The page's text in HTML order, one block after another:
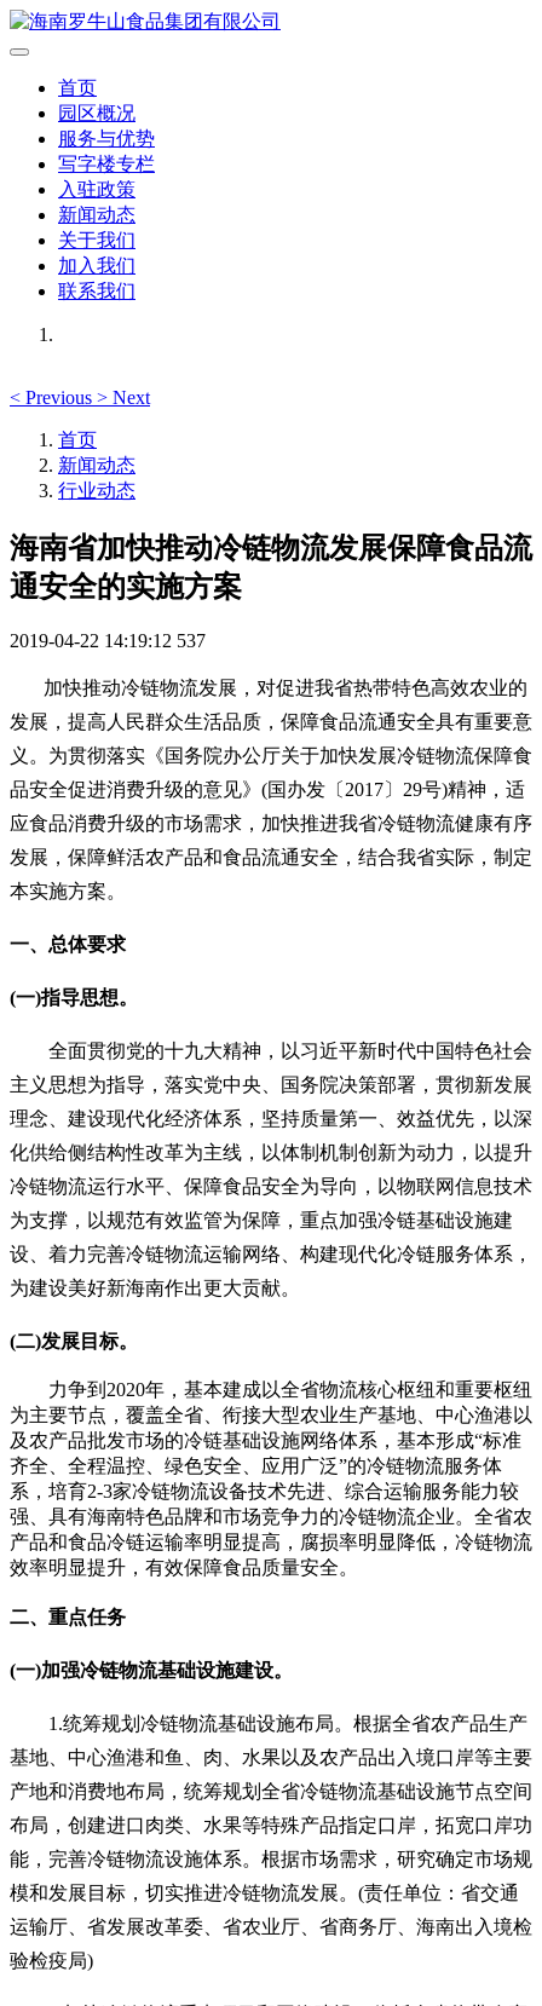
首页
园区概况
服务与优势
写字楼专栏
入驻政策
新闻动态
关于我们
加入我们
联系我们
< Previous > Next
首页
新闻动态
行业动态
海南省加快推动冷链物流发展保障食品流
通安全的实施方案
2019-04-22 14:19:12 537
加快推动冷链物流发展，对促进我省热带特色高效农业的
发展，提高人民群众生活品质，保障食品流通安全具有重要意
义。为贯彻落实《国务院办公厅关于加快发展冷链物流保障食
品安全促进消费升级的意见》(国办发〔2017〕29号)精神，适
应食品消费升级的市场需求，加快推进我省冷链物流健康有序
发展，保障鲜活农产品和食品流通安全，结合我省实际，制定
本实施方案。
一、总体要求
(一)指导思想。
全面贯彻党的十九大精神，以习近平新时代中国特色社会
主义思想为指导，落实党中央、国务院决策部署，贯彻新发展
理念、建设现代化经济体系，坚持质量第一、效益优先，以深
化供给侧结构性改革为主线，以体制机制创新为动力，以提升
冷链物流运行水平、保障食品安全为导向，以物联网信息技术
为支撑，以规范有效监管为保障，重点加强冷链基础设施建
设、着力完善冷链物流运输网络、构建现代化冷链服务体系，
为建设美好新海南作出更大贡献。
(二)发展目标。
力争到2020年，基本建成以全省物流核心枢纽和重要枢纽
为主要节点，覆盖全省、衔接大型农业生产基地、中心渔港以
及农产品批发市场的冷链基础设施网络体系，基本形成“标准
齐全、全程温控、绿色安全、应用广泛”的冷链物流服务体
系，培育2-3家冷链物流设备技术先进、综合运输服务能力较
强、具有海南特色品牌和市场竞争力的冷链物流企业。全省农
产品和食品冷链运输率明显提高，腐损率明显降低，冷链物流
效率明显提升，有效保障食品质量安全。
二、重点任务
(一)加强冷链物流基础设施建设。
1.统筹规划冷链物流基础设施布局。根据全省农产品生产
基地、中心渔港和鱼、肉、水果以及农产品出入境口岸等主要
产地和消费地布局，统筹规划全省冷链物流基础设施节点空间
布局，创建进口肉类、水果等特殊产品指定口岸，拓宽口岸功
能，完善冷链物流设施体系。根据市场需求，研究确定市场规
模和发展目标，切实推进冷链物流发展。(责任单位：省交通
运输厅、省发展改革委、省农业厅、省商务厅、海南出入境检
验检疫局)